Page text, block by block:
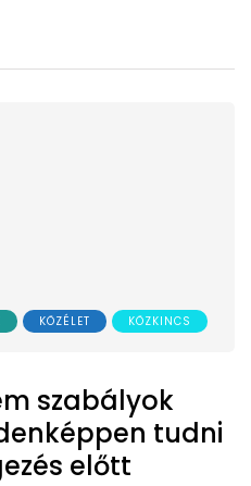
KÖZÉLET KÖZKINCS
szabályok
tudni
előtt